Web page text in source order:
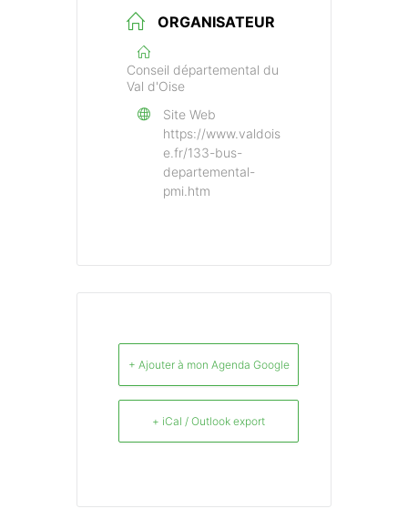
ORGANISATEUR
Conseil départemental du
Val d'Oise
Site Web
https://www.valdois
e.fr/133-bus-
departemental-
pmi.htm
+ Ajouter à mon Agenda Google
+ iCal / Outlook export